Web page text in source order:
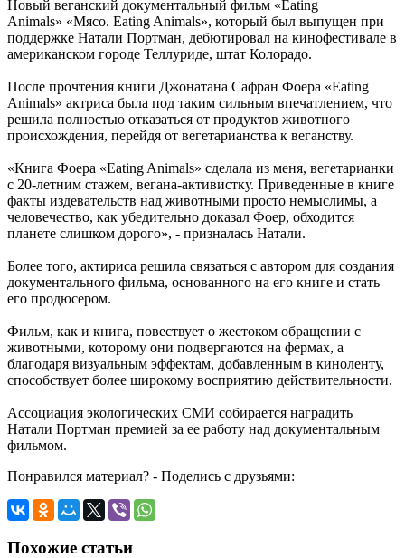
Новый веганский документальный фильм «Eating
Animals» «Мясо. Eating Animals», который был выпущен при
поддержке Натали Портман, дебютировал на кинофестивале в
американском городе Теллуриде, штат Колорадо.
После прочтения книги Джонатана Сафран Фоера «Eating
Animals» актриса была под таким сильным впечатлением, что
решила полностью отказаться от продуктов животного
происхождения, перейдя от вегетарианства к веганству.
«Книга Фоера «Eating Animals» сделала из меня, вегетарианки
с 20-летним стажем, вегана-активистку. Приведенные в книге
факты издевательств над животными просто немыслимы, а
человечество, как убедительно доказал Фоер, обходится
планете слишком дорого», - призналась Натали.
Более того, актириса решила связаться с автором для создания
документального фильма, основанного на его книге и стать
его продюсером.
Фильм, как и книга, повествует о жестоком обращении с
животными, которому они подвергаются на фермах, а
благодаря визуальным эффектам, добавленным в киноленту,
способствует более широкому восприятию действительности.
Ассоциация экологических СМИ собирается наградить
Натали Портман премией за ее работу над документальным
фильмом.
Понравился материал? - Поделись с друзьями:
Похожие статьи